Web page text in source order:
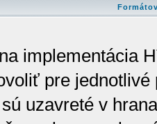
implementácia
pre
uzavreté v